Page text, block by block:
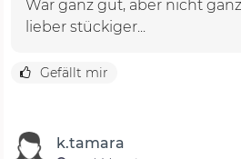
War ganz gut, aber nicht
lieber stückiger...
Gefällt mir
k.tamara